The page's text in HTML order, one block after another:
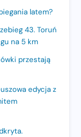
latem?
43. Toruń
na 5 km
przestają
edycja z